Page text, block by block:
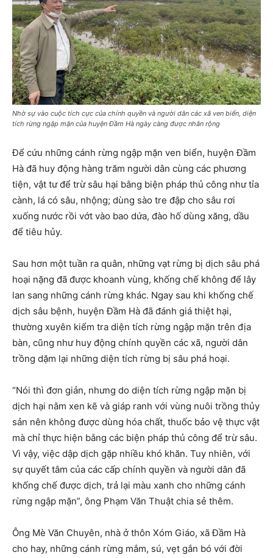
Nhờ sự vào cuộc tích cực của chính quyền và người dân các xã ven biển, diện
tích rừng ngập mặn của huyện Đầm Hà ngày càng được nhân rộng
Để cứu những cánh rừng ngập mặn ven biển, huyện Đầm
Hà đã huy động hàng trăm người dân cùng các phương
tiện, vật tư để trừ sâu hại bằng biện pháp thủ công như tỉa
cành, lá có sâu, nhộng; dùng sào tre đập cho sâu rơi
xuống nước rồi vớt vào bao dứa, đào hố dùng xăng, dầu
để tiêu hủy.
Sau hơn một tuần ra quân, những vạt rừng bị dịch sâu phá
hoại nặng đã được khoanh vùng, khống chế không để lây
lan sang những cánh rừng khác. Ngay sau khi khống chế
dịch sâu bệnh, huyện Đầm Hà đã đánh giá thiệt hại,
thường xuyên kiểm tra diện tích rừng ngập mặn trên địa
bàn, cũng như huy động chính quyền các xã, người dân
trồng dặm lại những diện tích rừng bị sâu phá hoại.
“Nói thì đơn giản, nhưng do diện tích rừng ngập mặn bị
dịch hại nằm xen kẽ và giáp ranh với vùng nuôi trồng thủy
sản nên không được dùng hóa chất, thuốc bảo vệ thực vật
mà chỉ thực hiện bằng các biện pháp thủ công để trừ sâu.
Vì vậy, việc dập dịch gặp nhiều khó khăn. Tuy nhiên, với
sự quyết tâm của các cấp chính quyền và người dân đã
khống chế được dịch, trả lại màu xanh cho những cánh
rừng ngập mặn”, ông Phạm Văn Thuật chia sẻ thêm.
Ông Mè Văn Chuyên, nhà ở thôn Xóm Giáo, xã Đầm Hà
cho hay, những cánh rừng mắm, sú, vẹt gắn bó với đời